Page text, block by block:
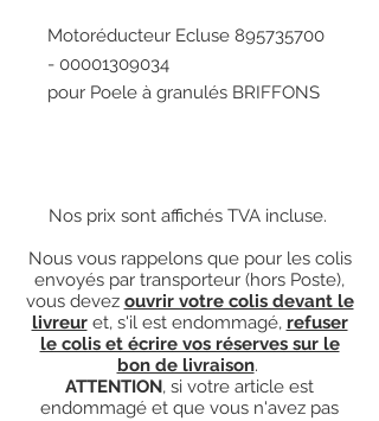
Motoréducteur Ecluse 895735700
- 00001309034
pour Poele à granulés BRIFFONS
Nos prix sont affichés TVA incluse.
Nous vous rappelons que pour les colis
envoyés par transporteur (hors Poste),
vous devez ouvrir votre colis devant le
livreuret, s'il est endommagé, refuser
le colis et écrire vos réserves sur le
bon de livraison.
ATTENTION, si votre article est
endommagé et que vous n'avez pas